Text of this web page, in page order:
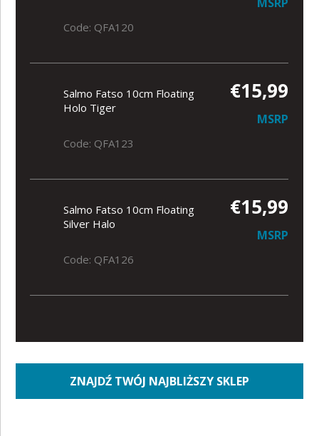
Code: QFA120
Salmo Fatso 10cm Floating
Holo Tiger
€15,99
MSRP
Code: QFA123
Salmo Fatso 10cm Floating
Silver Halo
€15,99
MSRP
Code: QFA126
ZNAJDŹ TWÓJ NAJBLIŻSZY SKLEP